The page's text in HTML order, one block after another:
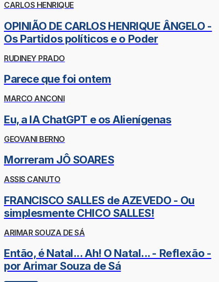
CARLOS HENRIQUE
OPINIÃO DE CARLOS HENRIQUE ÂNGELO -
Os Partidos políticos e o Poder
RUDINEY PRADO
Parece que foi ontem
MARCO ANCONI
Eu, a IA ChatGPT e os Alienígenas
GEOVANI BERNO
Morreram JÔ SOARES
ASSIS CANUTO
FRANCISCO SALLES de AZEVEDO - Ou
simplesmente CHICO SALLES!
ARIMAR SOUZA DE SÁ
Então, é Natal... Ah! O Natal... - Reflexão -
por Arimar Souza de Sá